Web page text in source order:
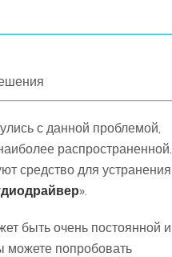
с данной проблемой,
распространенной.
средство для устранения
».
быть очень постоянной и
можете попробовать